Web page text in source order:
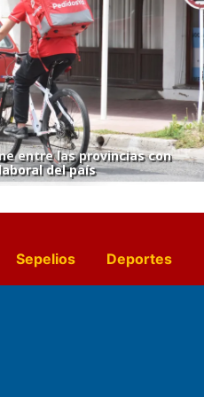
entre las provincias con
del país
Sepelios Deportes